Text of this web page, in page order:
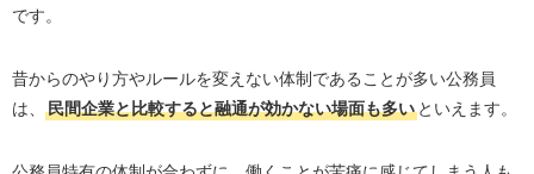
です。
昔からのやり方やルールを変えない体制であることが多い公務員
は、
民間企業と比較すると融通が効かない場面も多いといえます。